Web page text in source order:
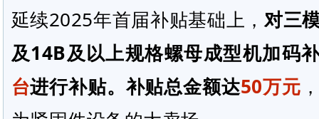
延续2025年首届补贴基础上，对三
及14B及以上规格螺母成型机加码
台进行补贴。 补贴总金额达50万元